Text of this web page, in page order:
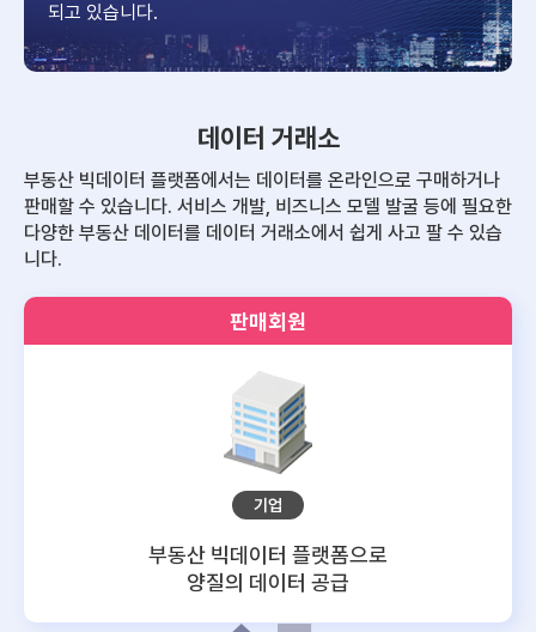
되고 있습니다.
데이터 거래소
부동산 빅데이터 플랫폼에서는 데이터를 온라인으로 구매하거나
판매할 수 있습니다. 서비스 개발, 비즈니스 모델 발굴 등에 필요한
다양한 부동산 데이터를 데이터 거래소에서 쉽게 사고 팔 수 있습
니다.
판매회원
기업
부동산 빅데이터 플랫폼으로
양질의 데이터 공급